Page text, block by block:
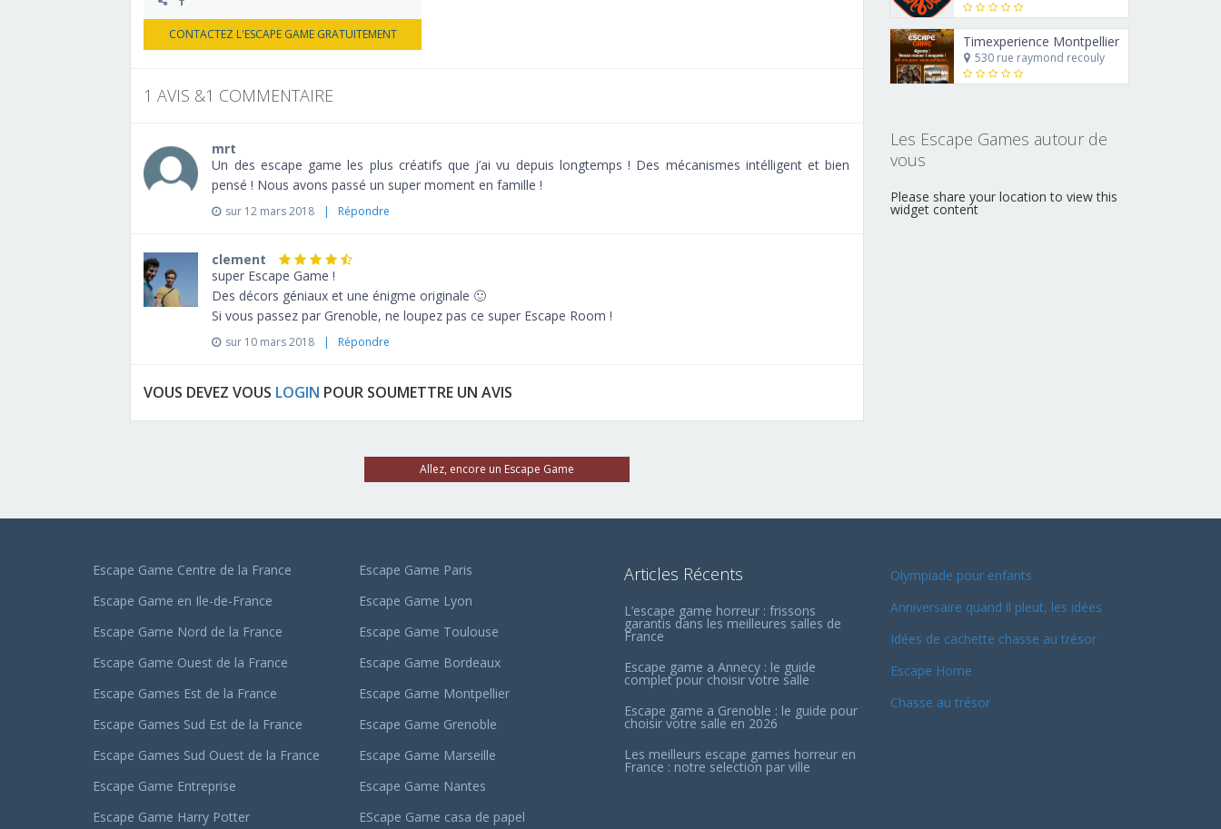
CONTACTEZ L'ESCAPE GAME GRATUITEMENT
1 AVIS &1 COMMENTAIRE
mrt
Un des escape game les plus créatifs que j’ai vu depuis longtemps ! Des mécanismes intélligent et bien
pensé ! Nous avons passé un super moment en famille !
sur 12 mars 2018 | Répondre
clement
super Escape Game !
Des décors géniaux et une énigme originale 🙂
Si vous passez par Grenoble, ne loupez pas ce super Escape Room !
sur 10 mars 2018 | Répondre
VOUS DEVEZ VOUS LOGIN POUR SOUMETTRE UN AVIS
Allez, encore un Escape Game
Timexperience Montpellier
530 rue raymond recouly
Les Escape Games autour de
vous
Please share your location to view this
widget content
Escape Game Centre de la France
Escape Game en Ile-de-France
Escape Game Nord de la France
Escape Game Ouest de la France
Escape Games Est de la France
Escape Games Sud Est de la France
Escape Games Sud Ouest de la France
Escape Game Entreprise
Escape Game Harry Potter
Escape Game Paris
Escape Game Lyon
Escape Game Toulouse
Escape Game Bordeaux
Escape Game Montpellier
Escape Game Grenoble
Escape Game Marseille
Escape Game Nantes
EScape Game casa de papel
Articles Récents
L’escape game horreur : frissons
garantis dans les meilleures salles de
France
Escape game a Annecy : le guide
complet pour choisir votre salle
Escape game a Grenoble : le guide pour
choisir votre salle en 2026
Les meilleurs escape games horreur en
France : notre selection par ville
Olympiade pour enfants
Anniversaire quand il pleut, les idées
Idées de cachette chasse au trésor
Escape Home
Chasse au trésor